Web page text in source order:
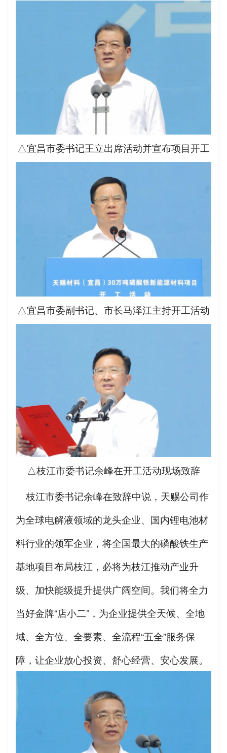
△宜昌市委书记王立出席活动并宣布项目开工
△宜昌市委副书记、市长马泽江主持开工活动
△枝江市委书记余峰在开工活动现场致辞
枝江市委书记余峰在致辞中说，天赐公司作
为全球电解液领域的龙头企业、国内锂电池材
料行业的领军企业，将全国最大的磷酸铁生产
基地项目布局枝江，必将为枝江推动产业升
级、加快能级提升提供广阔空间。我们将全力
当好金牌“店小二”，为企业提供全天候、全地
域、全方位、全要素、全流程“五全”服务保
障，让企业放心投资、舒心经营、安心发展。